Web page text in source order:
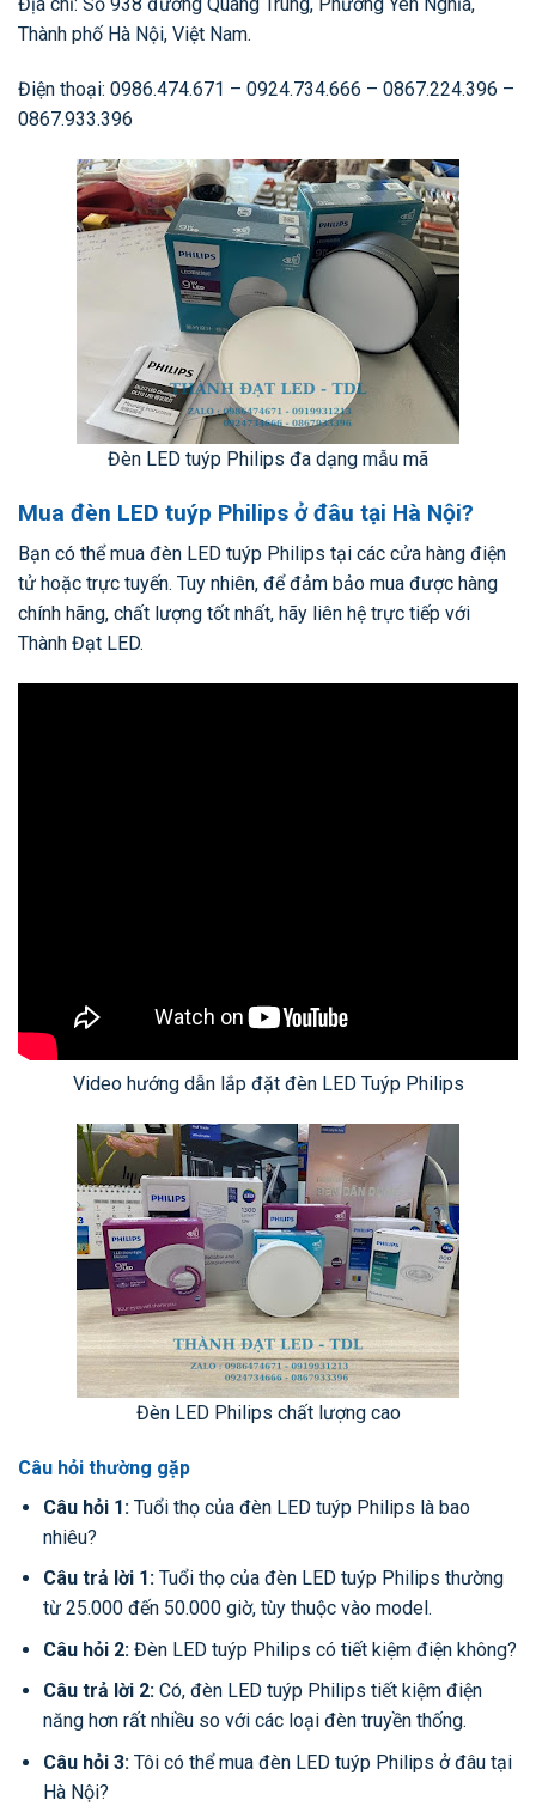
Thành phố Hà Nội, Việt Nam.
Điện thoại: 0986.474.671 – 0924.734.666 – 0867.224.396 –
0867.933.396
Đèn LED tuýp Philips đa dạng mẫu mã
Mua đèn LED tuýp Philips ở đâu tại Hà Nội?
Bạn có thể mua đèn LED tuýp Philips tại các cửa hàng điện
tử hoặc trực tuyến. Tuy nhiên, để đảm bảo mua được hàng
chính hãng, chất lượng tốt nhất, hãy liên hệ trực tiếp với
Thành Đạt LED.
Video hướng dẫn lắp đặt đèn LED Tuýp Philips
Đèn LED Philips chất lượng cao
Câu hỏi thường gặp
Câu hỏi 1:Tuổi thọ của đèn LED tuýp Philips là bao
nhiêu?
Câu trả lời 1:Tuổi thọ của đèn LED tuýp Philips thường
từ 25.000 đến 50.000 giờ, tùy thuộc vào model.
Câu hỏi 2:Đèn LED tuýp Philips có tiết kiệm điện không?
Câu trả lời 2:Có, đèn LED tuýp Philips tiết kiệm điện
năng hơn rất nhiều so với các loại đèn truyền thống.
Câu hỏi 3:Tôi có thể mua đèn LED tuýp Philips ở đâu tại
Hà Nội?